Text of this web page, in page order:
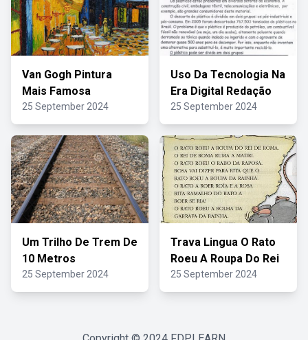
Van Gogh Pintura
Mais Famosa
25 September 2024
Uso Da Tecnologia Na
Era Digital Redação
25 September 2024
Um Trilho De Trem De
10 Metros
25 September 2024
Trava Lingua O Rato
Roeu A Roupa Do Rei
25 September 2024